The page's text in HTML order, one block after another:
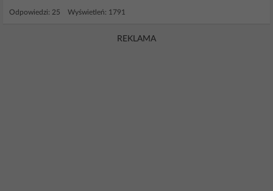
Odpowiedzi: 25 Wyświetleń: 1791
REKLAMA